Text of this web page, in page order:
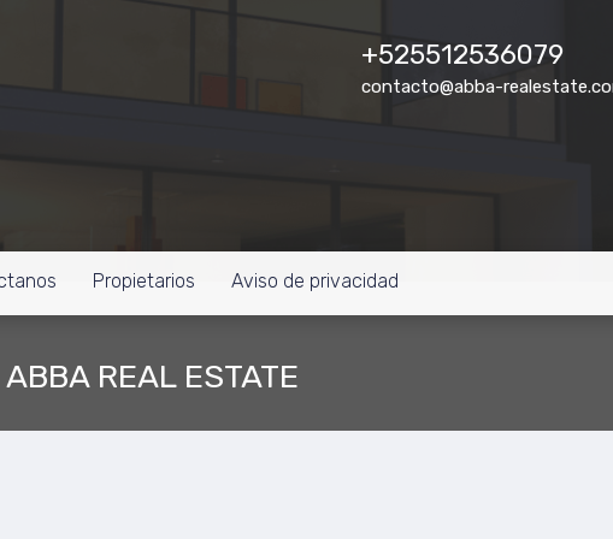
+525512536079
contacto@abba-
Propietarios Aviso de privacidad
REAL ESTATE